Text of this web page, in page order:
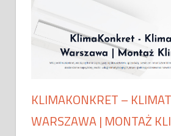
KLIMAKONKRET –
WARSZAWA | MONTAŻ